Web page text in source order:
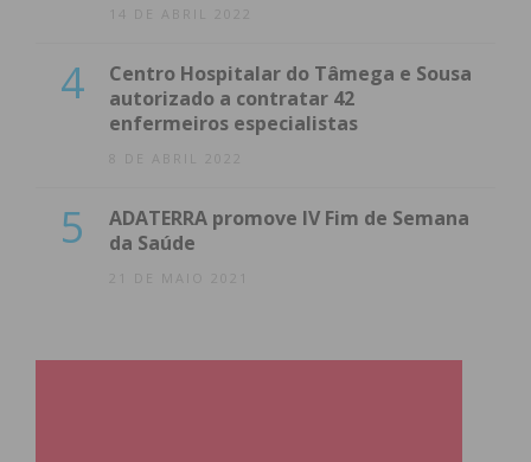
14 DE ABRIL 2022
4
Centro Hospitalar do Tâmega e Sousa
autorizado a contratar 42
enfermeiros especialistas
8 DE ABRIL 2022
5
ADATERRA promove IV Fim de Semana
da Saúde
21 DE MAIO 2021